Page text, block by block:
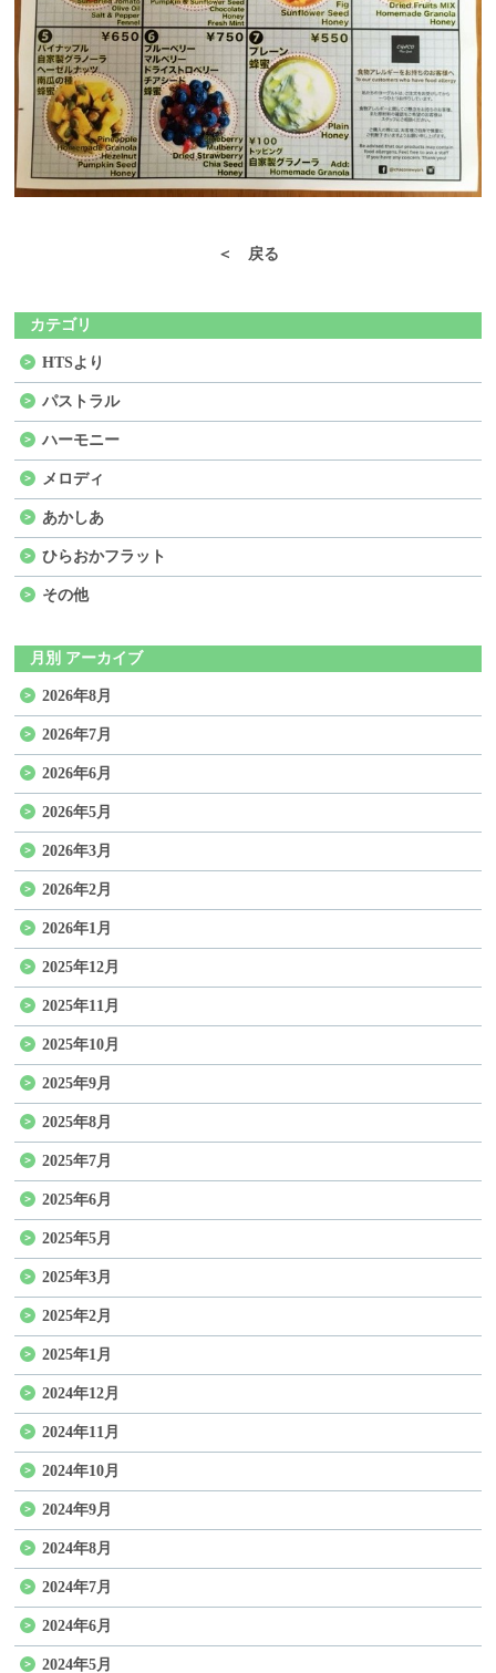
＜ 戻る
カテゴリ
HTSより
パストラル
ハーモニー
メロディ
あかしあ
ひらおかフラット
その他
月別 アーカイブ
2026年8月
2026年7月
2026年6月
2026年5月
2026年3月
2026年2月
2026年1月
2025年12月
2025年11月
2025年10月
2025年9月
2025年8月
2025年7月
2025年6月
2025年5月
2025年3月
2025年2月
2025年1月
2024年12月
2024年11月
2024年10月
2024年9月
2024年8月
2024年7月
2024年6月
2024年5月